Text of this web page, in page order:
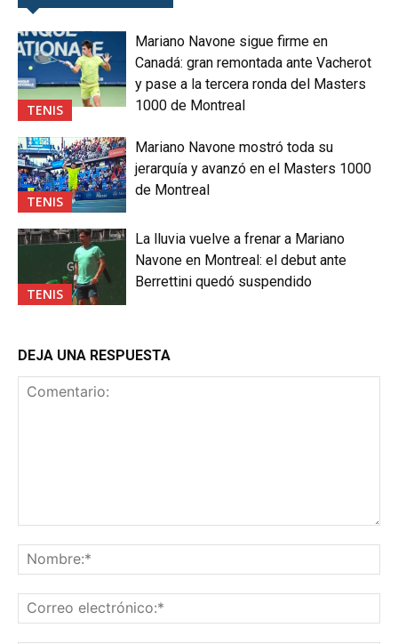
TENIS
Mariano Navone sigue firme en
Canadá: gran remontada ante Vacherot
y pase a la tercera ronda del Masters
1000 de Montreal
TENIS
Mariano Navone mostró toda su
jerarquía y avanzó en el Masters 1000
de Montreal
TENIS
La lluvia vuelve a frenar a Mariano
Navone en Montreal: el debut ante
Berrettini quedó suspendido
DEJA UNA RESPUESTA